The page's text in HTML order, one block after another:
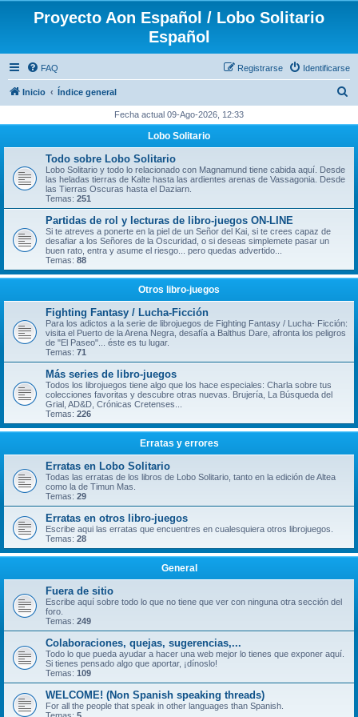
Proyecto Aon Español / Lobo Solitario
Español
FAQ Identificarse
Registrarse
Inicio Índice general
c
Fecha actual 09-Ago-2026, 12:33
Lobo Solitario
Todo sobre Lobo Solitario
Lobo Solitario y todo lo relacionado con Magnamund tiene cabida aquí. Desde
las heladas tierras de Kalte hasta las ardientes arenas de Vassagonia. Desde
las Tierras Oscuras hasta el Daziarn.
Temas: 251
Partidas de rol y lecturas de libro-juegos ON-LINE
Si te atreves a ponerte en la piel de un Señor del Kai, si te crees capaz de
desafiar a los Señores de la Oscuridad, o si deseas simplemete pasar un
buen rato, entra y asume el riesgo... pero quedas advertido...
Temas: 88
Otros libro-juegos
Fighting Fantasy / Lucha-Ficción
Para los adictos a la serie de librojuegos de Fighting Fantasy / Lucha- Ficción:
visita el Puerto de la Arena Negra, desafía a Balthus Dare, afronta los peligros
de "El Paseo"... éste es tu lugar.
Temas: 71
Más series de libro-juegos
Todos los librojuegos tiene algo que los hace especiales: Charla sobre tus
colecciones favoritas y descubre otras nuevas. Brujería, La Búsqueda del
Grial, AD&D, Crónicas Cretenses...
Temas: 226
Erratas y errores
Erratas en Lobo Solitario
Todas las erratas de los libros de Lobo Solitario, tanto en la edición de Altea
como la de Timun Mas.
Temas: 29
Erratas en otros libro-juegos
Escribe aqui las erratas que encuentres en cualesquiera otros librojuegos.
Temas: 28
General
Fuera de sitio
Escribe aquí sobre todo lo que no tiene que ver con ninguna otra sección del
foro.
Temas: 249
Colaboraciones, quejas, sugerencias,...
Todo lo que pueda ayudar a hacer una web mejor lo tienes que exponer aquí.
Si tienes pensado algo que aportar, ¡dínoslo!
Temas: 109
WELCOME! (Non Spanish speaking threads)
For all the people that speak in other languages than Spanish.